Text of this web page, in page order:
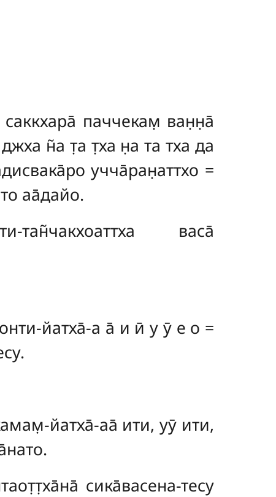
паччекам̣ ван̣н̣а̄
н̃а т̣а т̣ха н̣а та тха да
учча̄ран̣аттхо =
аа̄дайо.
тан̃чакхоаттха васа̄
йатха̄-а а̄ и ӣ у ӯ е о =
йатха̄-аа̄ ити, уӯ ити,
сика̄васена-тесу